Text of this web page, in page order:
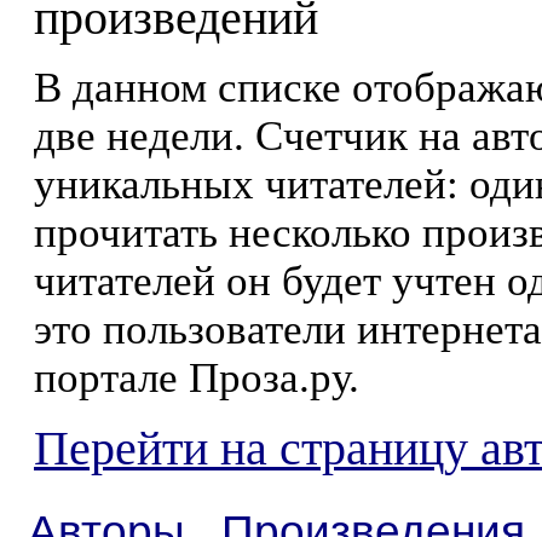
произведений
В данном списке
две недели. Счетчик на
уникальных читателей:
прочитать несколько
читателей он будет учтен
это пользователи
портале Проза.ру.
Перейти на страницу